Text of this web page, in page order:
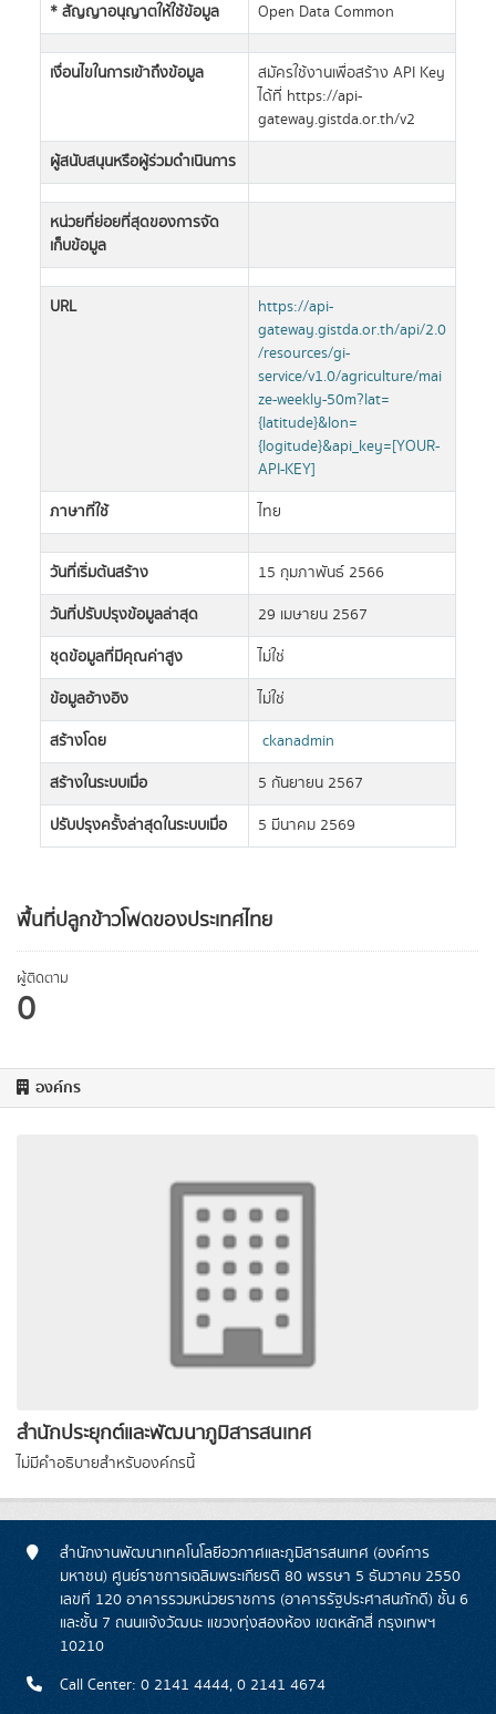
พื้นที่ปลูกข้าวโพดของประเทศไทย
ผู้ติดตาม
0
องค์กร
สำนักประยุกต์และพัฒนาภูมิสารสนเทศ
ไม่มีคำอธิบายสำหรับองค์กรนี้
* สัญญาอนุญาตให้ใช้ข้อมูล
Open Data Common
เงื่อนไขในการเข้าถึงข้อมูล
สมัครใช้งานเพื่อสร้าง API Key
ได้ที่ https://api-
gateway.gistda.or.th/v2
ผู้สนับสนุนหรือผู้ร่วมดำเนินการ
หน่วยที่ย่อยที่สุดของการจัด
เก็บข้อมูล
URL
https://api-
gateway.gistda.or.th/api/2.0
/resources/gi-
service/v1.0/agriculture/mai
ze-weekly-50m?lat=
{latitude}&lon=
{logitude}&api_key=[YOUR-
API-KEY]
ภาษาที่ใช้
ไทย
วันที่เริ่มต้นสร้าง
15 กุมภาพันธ์ 2566
วันที่ปรับปรุงข้อมูลล่าสุด
29 เมษายน 2567
ชุดข้อมูลที่มีคุณค่าสูง
ไม่ใช่
ข้อมูลอ้างอิง
ไม่ใช่
สร้างโดย
ckanadmin
สร้างในระบบเมื่อ
5 กันยายน 2567
ปรับปรุงครั้งล่าสุดในระบบเมื่อ
5 มีนาคม 2569
สำนักงานพัฒนาเทคโนโลยีอวกาศและภูมิสารสนเทศ (องค์การ
มหาชน) ศูนย์ราชการเฉลิมพระเกียรติ 80 พรรษา 5 ธันวาคม 2550
เลขที่ 120 อาคารรวมหน่วยราชการ (อาคารรัฐประศาสนภักดี) ชั้น 6
และชั้น 7 ถนนแจ้งวัฒนะ แขวงทุ่งสองห้อง เขตหลักสี่ กรุงเทพฯ
10210
Call Center: 0 2141 4444, 0 2141 4674